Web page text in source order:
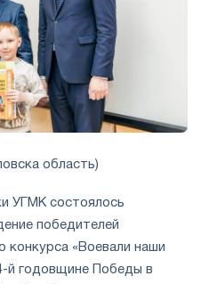
область)
УГМК состоялось
победителей
конкурса «Воевали наши
й годовщине Победы в